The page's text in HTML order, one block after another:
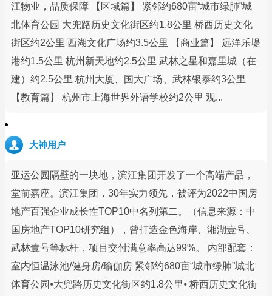
江物业，品质保障 【区域篇】 紧邻约680亩“城市绿肺”城
北体育公园 大兜路历史文化街区约1.8公里 桥西历史文化
街区约2公里 西湖文化广场约3.5公里 【商业篇】 远洋乐堤
港约1.5公里 杭州新天地约2.5公里 武林之星和嘉里城（在
建）约2.5公里 杭州大厦、国大广场、武林银泰约3公里
【教育篇】 杭州市上海世界外语学校约2公里 观...
大神用户
亚运公园隔壁的一块地，滨江集团开发了一个高端产品，
堂前嘉座。滨江集团，30年实力领先，被评为2022中国房
地产百强企业成长性TOP10中名列第二。（信息来源：中
国房地产TOP10研究组），曾打造金色海岸、湘湖壹号、
武林壹号等标杆，项目交付满意率高达99%。 内部配套：
室内恒温泳池/健身房/瑜伽房 紧邻约680亩“城市绿肺”城北
体育公园⦁大兜路历史文化街区约1.8公里⦁ 桥西历史文化街